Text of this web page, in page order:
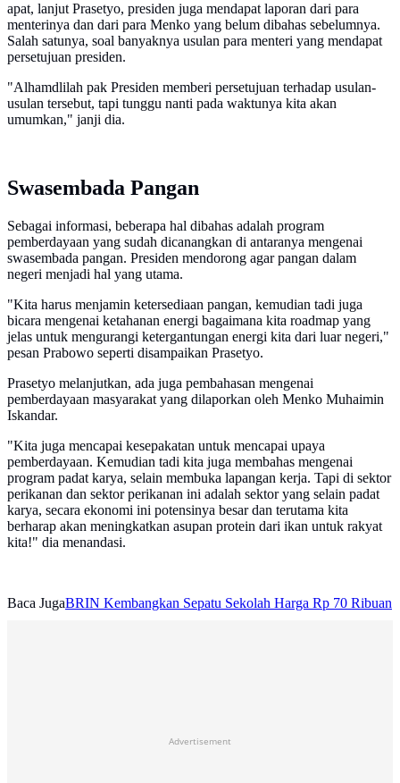
apat, lanjut Prasetyo, presiden juga mendapat laporan dari para
menterinya dan dari para Menko yang belum dibahas sebelumnya.
Salah satunya, soal banyaknya usulan para menteri yang mendapat
persetujuan presiden.
"Alhamdlilah pak Presiden memberi persetujuan terhadap usulan-
usulan tersebut, tapi tunggu nanti pada waktunya kita akan
umumkan," janji dia.
Swasembada Pangan
Sebagai informasi, beberapa hal dibahas adalah program
pemberdayaan yang sudah dicanangkan di antaranya mengenai
swasembada pangan. Presiden mendorong agar pangan dalam
negeri menjadi hal yang utama.
"Kita harus menjamin ketersediaan pangan, kemudian tadi juga
bicara mengenai ketahanan energi bagaimana kita roadmap yang
jelas untuk mengurangi ketergantungan energi kita dari luar negeri,"
pesan Prabowo seperti disampaikan Prasetyo.
Prasetyo melanjutkan, ada juga pembahasan mengenai
pemberdayaan masyarakat yang dilaporkan oleh Menko Muhaimin
Iskandar.
"Kita juga mencapai kesepakatan untuk mencapai upaya
pemberdayaan. Kemudian tadi kita juga membahas mengenai
program padat karya, selain membuka lapangan kerja. Tapi di sektor
perikanan dan sektor perikanan ini adalah sektor yang selain padat
karya, secara ekonomi ini potensinya besar dan terutama kita
berharap akan meningkatkan asupan protein dari ikan untuk rakyat
kita!" dia menandasi.
Baca JugaBRIN Kembangkan Sepatu Sekolah Harga Rp 70 Ribuan
Advertisement